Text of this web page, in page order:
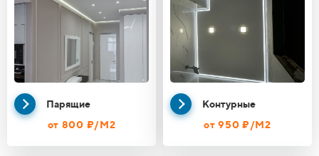
Парящие
от 800 ₽/М2
Контурные
от 950 ₽/М2